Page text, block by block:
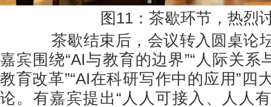
图11：茶歇环节，热烈
茶歇结束后，会议转入圆桌论
嘉宾围绕“AI与教育的边界”“人际关系
教育改革”“AI在科研写作中的应用”四
论。有嘉宾提出“人人可接入、人人